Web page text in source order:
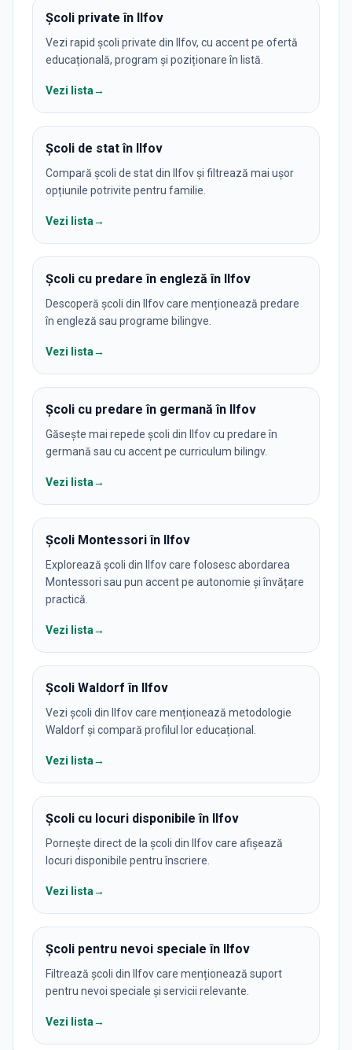
Școli private în Ilfov
Vezi rapid școli private din Ilfov, cu accent pe ofertă
educațională, program și poziționare în listă.
Vezi lista→
Școli de stat în Ilfov
Compară școli de stat din Ilfov și filtrează mai ușor
opțiunile potrivite pentru familie.
Vezi lista→
Școli cu predare în engleză în Ilfov
Descoperă școli din Ilfov care menționează predare
în engleză sau programe bilingve.
Vezi lista→
Școli cu predare în germană în Ilfov
Găsește mai repede școli din Ilfov cu predare în
germană sau cu accent pe curriculum bilingv.
Vezi lista→
Școli Montessori în Ilfov
Explorează școli din Ilfov care folosesc abordarea
Montessori sau pun accent pe autonomie și învățare
practică.
Vezi lista→
Școli Waldorf în Ilfov
Vezi școli din Ilfov care menționează metodologie
Waldorf și compară profilul lor educațional.
Vezi lista→
Școli cu locuri disponibile în Ilfov
Pornește direct de la școli din Ilfov care afișează
locuri disponibile pentru înscriere.
Vezi lista→
Școli pentru nevoi speciale în Ilfov
Filtrează școli din Ilfov care menționează suport
pentru nevoi speciale și servicii relevante.
Vezi lista→